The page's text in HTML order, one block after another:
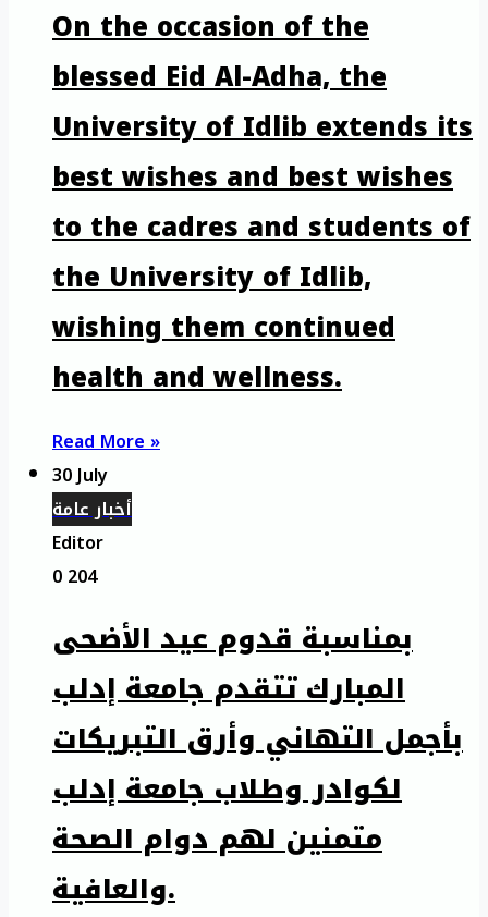
On the occasion of the
blessed Eid Al-Adha, the
University of Idlib extends its
best wishes and best wishes
to the cadres and students of
the University of Idlib,
wishing them continued
health and wellness.
Read More »
30 July
أخبار عامة
Editor
0204
بمناسبة قدوم عيد الأضحى
المبارك تتقدم جامعة إدلب
بأجمل التهاني وأرق التبريكات
لكوادر وطلاب جامعة إدلب
متمنين لهم دوام الصحة
والعافية.